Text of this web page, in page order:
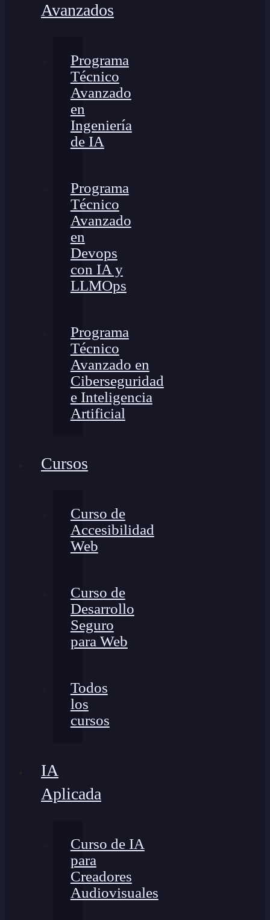
Avanzados
Programa
Técnico
Avanzado
en
Ingeniería
de IA
Programa
Técnico
Avanzado
en
Devops
con IA y
LLMOps
Programa
Técnico
Avanzado en
Ciberseguridad
e Inteligencia
Artificial
Cursos
Curso de
Accesibilidad
Web
Curso de
Desarrollo
Seguro
para Web
Todos
los
cursos
IA
Aplicada
Curso de IA
para
Creadores
Audiovisuales